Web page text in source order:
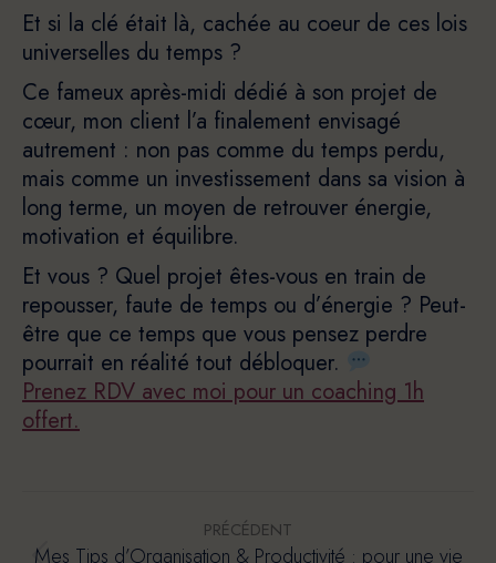
Et si la clé était là, cachée au coeur de ces lois
universelles du temps ?
Ce fameux après-midi dédié à son projet de
cœur, mon client l’a finalement envisagé
autrement : non pas comme du temps perdu,
mais comme un investissement dans sa vision à
long terme, un moyen de retrouver énergie,
motivation et équilibre.
Et vous ? Quel projet êtes-vous en train de
repousser, faute de temps ou d’énergie ? Peut-
être que ce temps que vous pensez perdre
pourrait en réalité tout débloquer.
Prenez RDV avec moi pour un coaching 1h
offert.
article PRÉCÉDENT
Mes Tips d’Organisation & Productivité : pour une vie